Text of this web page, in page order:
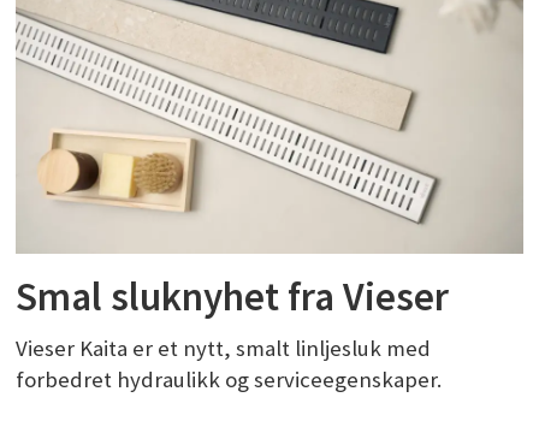
Smal sluknyhet fra Vieser
Vieser Kaita er et nytt, smalt linljesluk med
forbedret hydraulikk og serviceegenskaper.